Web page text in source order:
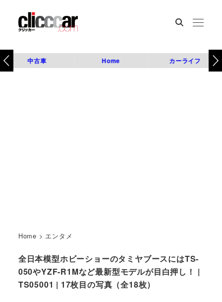
中古車 Home カーライフ
Home > エンタメ
全日本模型ホビーショーのタミヤブースにはTS-
050やYZF-R1Mなど最新型モデルが目白押し！ |
TS05001 | 17枚目の写真（全18枚）